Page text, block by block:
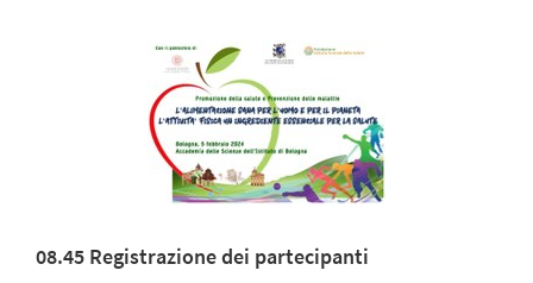
08.45 Registrazionedei partecipanti